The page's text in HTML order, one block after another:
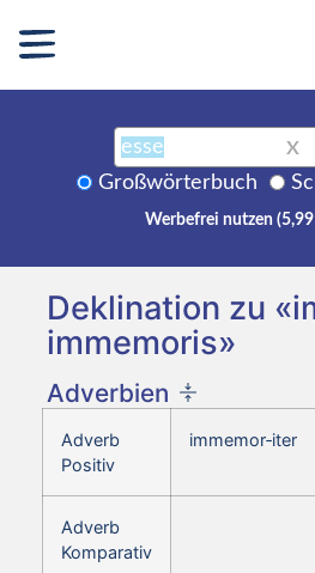
X
Großwörterbuch
Werbefrei nutzen
Deklination zu
immemoris»
Adverbien
Adverb
Positiv
immemor‑iter
Adverb
Komparativ